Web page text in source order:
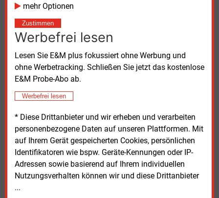
mehr Optionen
Zustimmen
Werbefrei lesen
Lesen Sie E&M plus fokussiert ohne Werbung und
ohne Werbetracking. Schließen Sie jetzt das kostenlose
E&M Probe-Abo ab.
Werbefrei lesen
* Diese Drittanbieter und wir erheben und verarbeiten
personenbezogene Daten auf unseren Plattformen. Mit
auf Ihrem Gerät gespeicherten Cookies, persönlichen
Identifikatoren wie bspw. Geräte-Kennungen oder IP-
Adressen sowie basierend auf Ihrem individuellen
Nutzungsverhalten können wir und diese Drittanbieter
...
Miye Kohlhase (Bankenverband) und Martin Blessing (Beauftragter
der Bundesregierung für Investitionen)
Quelle: Susanne Harmsen
Für Investitionen in Offshore-Windenergie und
entscheidend, um die Kreditwürdigkeit zu sichern, so
Dohler. Finanzierungsinstrumente wie Power
Purchase Agreements (PPA) oder Differenzverträge
(CfD) könnten helfen, benötigten jedoch zusätzliche
Absicherungen gegen Liefer- oder Abnahmerisiken.
Wasserstoffmarkt befördern